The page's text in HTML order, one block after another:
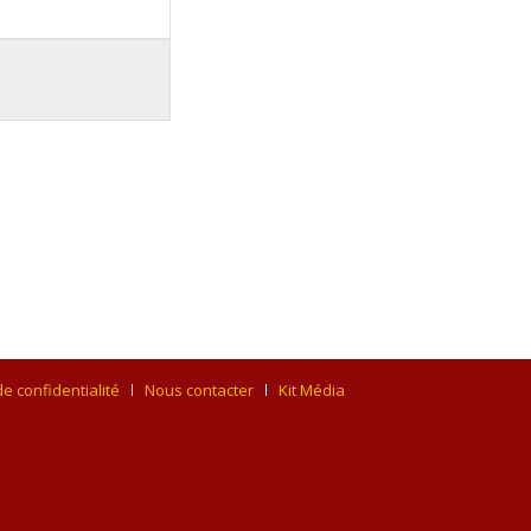
confidentialité Nous contacter Kit Média